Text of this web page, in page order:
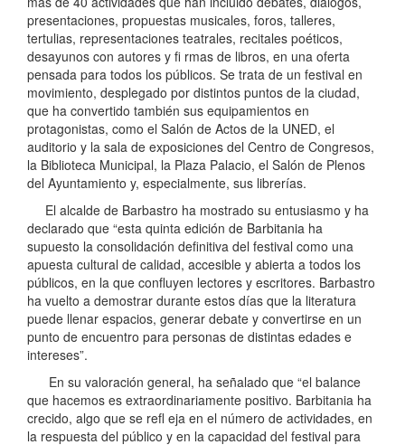
presentaciones, propuestas musicales, foros, talleres,
tertulias, representaciones teatrales, recitales poéticos,
desayunos con autores y fi rmas de libros, en una oferta
pensada para todos los públicos. Se trata de un festival en
movimiento, desplegado por distintos puntos de la ciudad,
que ha convertido también sus equipamientos en
protagonistas, como el Salón de Actos de la UNED, el
auditorio y la sala de exposiciones del Centro de Congresos,
la Biblioteca Municipal, la Plaza Palacio, el Salón de Plenos
del Ayuntamiento y, especialmente, sus librerías.
El alcalde de Barbastro ha mostrado su entusiasmo y ha
declarado que “esta quinta edición de Barbitania ha
supuesto la consolidación definitiva del festival como una
apuesta cultural de calidad, accesible y abierta a todos los
públicos, en la que confluyen lectores y escritores. Barbastro
ha vuelto a demostrar durante estos días que la literatura
puede llenar espacios, generar debate y convertirse en un
punto de encuentro para personas de distintas edades e
intereses”.
En su valoración general, ha señalado que “el balance
que hacemos es extraordinariamente positivo. Barbitania ha
crecido, algo que se refl eja en el número de actividades, en
la respuesta del público y en la capacidad del festival para